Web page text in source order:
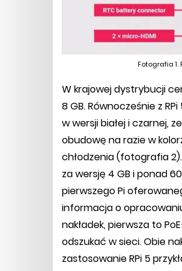
Fotografia
W krajowej dystrybucji
8 GB. Równocześnie z
w wersji białej i czarnej,
obudowę na razie w
chłodzenia (fotografia
za wersję 4 GB i ponad
pierwszego Pi
informacja o
nakładek, pierwsza to
odszukać w sieci. Obie
zastosowanie RPi 5